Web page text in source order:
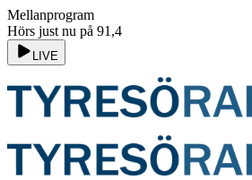
Mellanprogram
Hörs just nu på 91,4
LIVE